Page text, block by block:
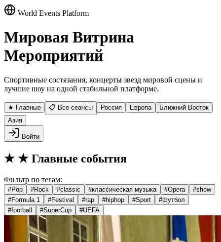
World Events Platform
Мировая Витрина
Мероприятий
Спортивные состязания, концерты звезд мировой сцены и
лучшие шоу на одной стабильной платформе.
★ Главные 📋 Все сеансы Россия Европа
Ближний Восток
Азия
Войти
★ ★ Главные события
Фильтр по тегам:
#Pop #Rock #classic #классическая музыка #Opera #show
#Formula 1 #Festival #rap #hiphop #Sport #футбол
#football #SuperCup #UEFA